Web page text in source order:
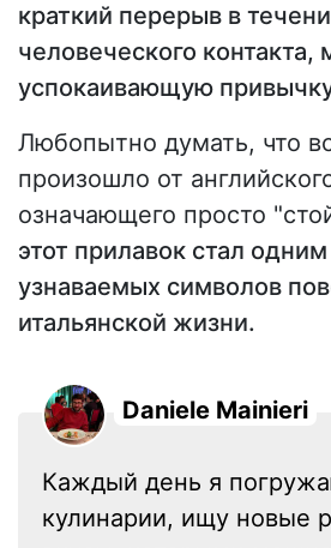
краткий перерыв в
человеческого контакта,
успокаивающую
Любопытно думать, что
произошло от
означающего просто
этот прилавок стал
узнаваемых символов
итальянской жизни.
Daniele Mainieri
Каждый день я
кулинарии, ищу новые